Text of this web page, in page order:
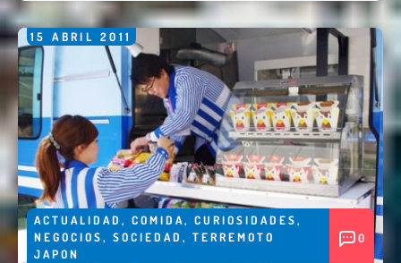
15 ABRIL 2011
ACTUALIDAD , COMIDA, CURIOSIDADES,
NEGOCIOS, SOCIEDAD , TERREMOTO
JAPON
0